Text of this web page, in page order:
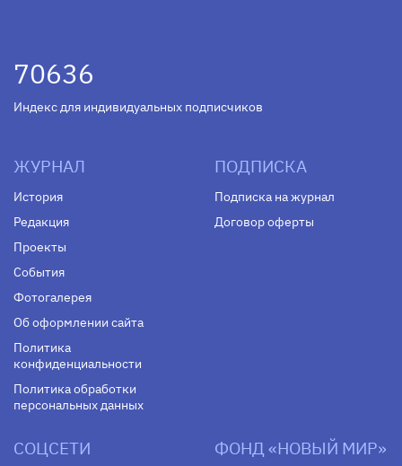
70636
Индекс для индивидуальных подписчиков
ЖУРНАЛ
История
Редакция
Проекты
События
Фотогалерея
Об оформлении сайта
Политика
конфиденциальности
Политика обработки
персональных данных
ПОДПИСКА
Подписка на журнал
Договор оферты
СОЦСЕТИ ФОНД «НОВЫЙ МИР»